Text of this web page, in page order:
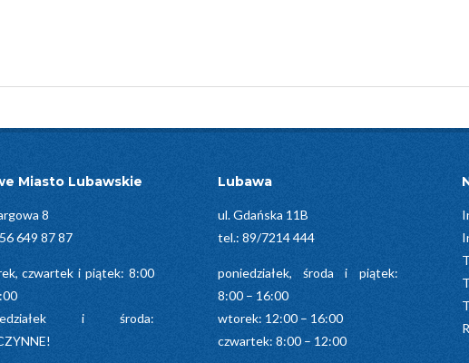
Miasto Lubawskie
8
56 649 87 87
czwartek i piątek: 8:00
i środa:
Lubawa
ul. Gdańska 11B
tel.: 89/7214 444
poniedziałek, środa i piątek:
8:00 – 16:00
wtorek: 12:00 – 16:00
czwartek: 8:00 – 12:00